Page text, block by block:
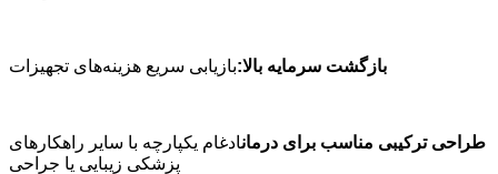
بازگشت سرمایه بالا:بازیابی سریع هزینه‌های تجهیزات
طراحی ترکیبی مناسب برای درمانادغام یکپارچه با سایر راهکارهای
پزشکی زیبایی یا جراحی